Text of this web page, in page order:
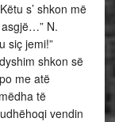
s’ shkon më
asgjë…” N.
siç jemi!”
shkon së
me atë
të
vendin